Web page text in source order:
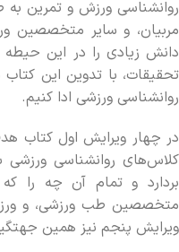
روان‏شناسی ورزش و تمرین به
مربیان، و سایر متخصصین
دانش زیادی را در این حیطه
تحقیقات، با تدوین این
روان‏شناسی ورزشی ادا کنیم.
در چهار ویرایش اول کتاب
کلاس‌های روان‏شناسی ورزشی
بردارد و تمام آن چه را که
متخصصین طب ورزشی، و
ویرایش پنجم نیز همین